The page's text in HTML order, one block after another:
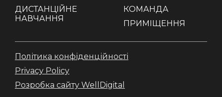
ДИСТАНЦІЙНЕ
НАВЧАННЯ
КОМАНДА
ПРИМІЩЕННЯ
Політика конфіденційності
Privacy Policy
Розробка сайту WellDigital